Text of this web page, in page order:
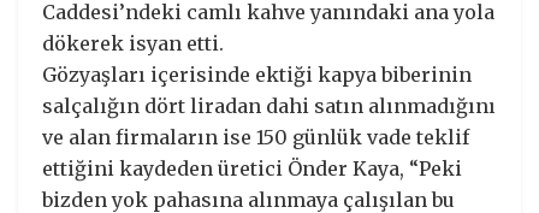
Caddesi’ndeki camlı kahve yanındaki ana yola
dökerek isyan etti.
Gözyaşları içerisinde ektiği kapya biberinin
salçalığın dört liradan dahi satın alınmadığını
ve alan firmaların ise 150 günlük vade teklif
ettiğini kaydeden üretici Önder Kaya, “Peki
bizden yok pahasına alınmaya çalışılan bu